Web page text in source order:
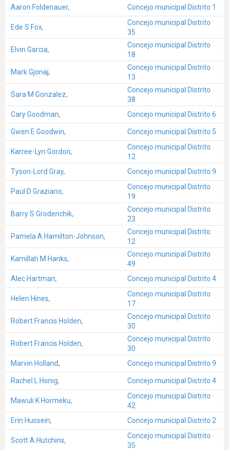
Aaron Foldenauer,
Concejo municipal Distrito 1
Ede S Fox,
Concejo municipal Distrito
35
Elvin Garcia,
Concejo municipal Distrito
18
Mark Gjonaj,
Concejo municipal Distrito
13
Sara M Gonzalez,
Concejo municipal Distrito
38
Cary Goodman,
Concejo municipal Distrito 6
Gwen E Goodwin, Concejo municipal Distrito 5
Karree-Lyn Gordon,
Concejo municipal Distrito
12
Tyson-Lord Gray,
Concejo municipal Distrito 9
Paul D Graziano,
Concejo municipal Distrito
19
Barry S Grodenchik,
Concejo municipal Distrito
23
Pamela A Hamilton-Johnson,
Concejo municipal Distrito
12
Kamillah M Hanks,
Concejo municipal Distrito
49
Alec Hartman,
Concejo municipal Distrito 4
Helen Hines,
Concejo municipal Distrito
17
Robert Francis Holden,
Concejo municipal Distrito
30
Robert Francis Holden,
Concejo municipal Distrito
30
Marvin Holland,
Concejo municipal Distrito 9
Rachel L Honig, Concejo municipal Distrito 4
Mawuli K Hormeku,
Concejo municipal Distrito
42
Erin Hussein,
Concejo municipal Distrito 2
Scott A Hutchins,
Concejo municipal Distrito
35